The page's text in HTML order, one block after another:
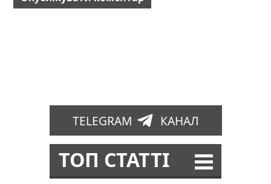
TELEGRAM КАНАЛ
ТОП СТАТТІ